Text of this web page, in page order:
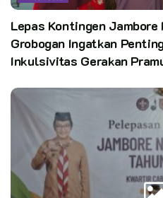
Lepas Kontingen
Grobogan Ingatkan
Inkulsivitas Gerakan